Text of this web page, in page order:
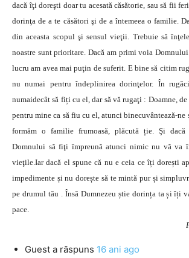
dacă îţi doreşti doar tu acesată căsătorie, sau să fii
dorinţa de a te căsători şi de a întemeea o familie.
din aceasta scopul şi sensul vieţii. Trebuie să
noastre sunt prioritare. Dacă am primi voia
lucru am avea mai puţin de suferit. E bine să citim
nu numai pentru îndeplinirea dorinţelor. În
numaidecât să fiți cu el, dar să vă rugaţi : Doamne,
pentru mine ca să fiu cu el, atunci binecuvântează-
formăm o familie frumoasă, plăcută ție. Şi
Domnului să fiţi împreună atunci nimic nu vă va
vieţile.Iar dacă el spune că nu e ceia ce îți dorești
impedimente și nu dorește să te mintă pur și
pe drumul tău . Însă Dumnezeu știe dorința ta și îți
pace.
Guest a răspuns 16 ani ago